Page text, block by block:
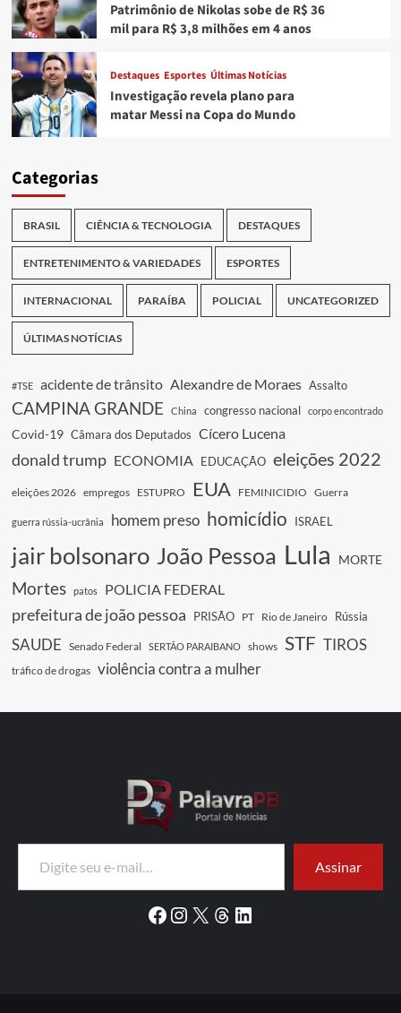
Patrimônio de Nikolas sobe de R$ 36
mil para R$ 3,8 milhões em 4 anos
Destaques Esportes Últimas Notícias
Investigação revela plano para
matar Messi na Copa do Mundo
Categorias
BRASIL CIÊNCIA & TECNOLOGIA DESTAQUES
ENTRETENIMENTO & VARIEDADES ESPORTES
INTERNACIONAL PARAÍBA POLICIAL UNCATEGORIZED
ÚLTIMAS NOTÍCIAS
#TSE acidente de trânsito Alexandre de Moraes Assalto
CAMPINA GRANDE China congresso nacional corpo encontrado
Covid-19 Câmara dos Deputados Cícero Lucena
donald trump ECONOMIA EDUCAÇÃO eleições 2022
eleições 2026 empregos ESTUPRO EUA FEMINICIDIO Guerra
guerra rússia-ucrânia homem preso homicídio ISRAEL
jair bolsonaro João Pessoa Lula MORTE
Mortes patos POLICIA FEDERAL
prefeitura de joão pessoa PRISÃO PT Rio de Janeiro Rússia
SAUDE Senado Federal SERTÃO PARAIBANO shows STF TIROS
tráfico de drogas violência contra a mulher
Digite seu e-mail…
Assinar
Facebook
Instagram
X Threads
LinkedIn